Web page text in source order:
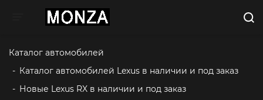
Toggle navigation
Каталог автомобилей
- Каталог автомобилей Lexus в наличии и под заказ
- Новые Lexus RX в наличии и под заказ